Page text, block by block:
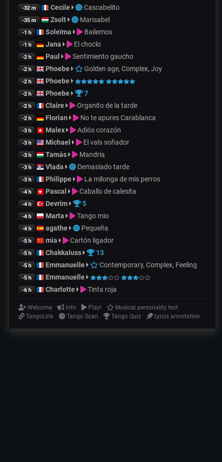
-32 m Cecile Cascabelito
-35 m Zsolt Marisabel
-1 h Soleïma Bailemos
-1 h Jana El choclo
-2 h Paul Sentimiento gaucho
-2 h Phoebe Golden age, Complex, Joy
-2 h Phoebe
-2 h Phoebe 7
-2 h Claire Organito de la tarde
-2 h Florian No te apures Carablanca
-3 h Malex Adiós corazón
-3 h Michael El vals soñador
-3 h Tamás Mandria
-3 h Vlada Demasiado tarde
-3 h Philippe La milonga de mis perros
-4 h Pascal Caballo de calesita
-4 h Devrim 5
-4 h Marta Tango mio
-4 h agathe Pequeña
-5 h mia Cartón ligador
-5 h Chakkaluss 13
-5 h Emmanuelle Contemporary, Complex, Feeling
-5 h Emmanuelle
-6 h Charlotte Tinta roja
Welcome Info Play!
Musical personality test
TangoLink
Tango Scan Tango Quiz Lyrics annotation